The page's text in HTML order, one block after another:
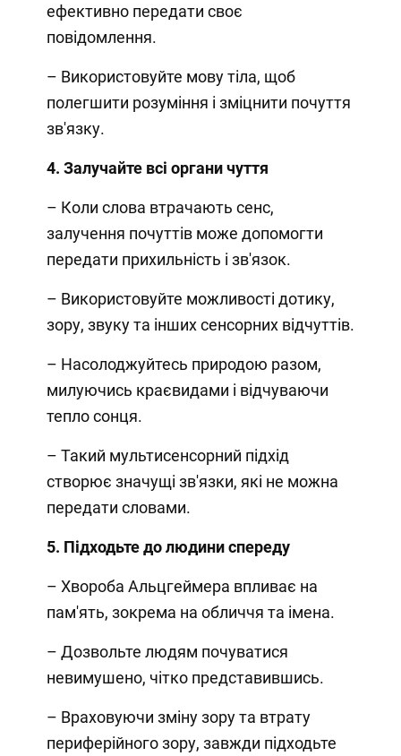
ефективно передати своє
повідомлення.
– Використовуйте мову тіла, щоб
полегшити розуміння і зміцнити почуття
зв'язку.
4. Залучайте всі органи чуття
– Коли слова втрачають сенс,
залучення почуттів може допомогти
передати прихильність і зв'язок.
– Використовуйте можливості дотику,
зору, звуку та інших сенсорних відчуттів.
– Насолоджуйтесь природою разом,
милуючись краєвидами і відчуваючи
тепло сонця.
– Такий мультисенсорний підхід
створює значущі зв'язки, які не можна
передати словами.
5. Підходьте до людини спереду
– Хвороба Альцгеймера впливає на
пам'ять, зокрема на обличчя та імена.
– Дозвольте людям почуватися
невимушено, чітко представившись.
– Враховуючи зміну зору та втрату
периферійного зору, завжди підходьте